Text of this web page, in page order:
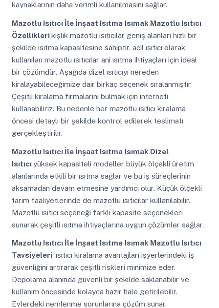
kaynaklarının daha verimli kullanılmasını sağlar.
Mazotlu Isıtıcı İle İnşaat Isıtma Isımak Mazotlu Isıtıcı
Özelliklerikışlık mazotlu ısıtıcılar geniş alanları hızlı bir
şekilde ısıtma kapasitesine sahiptir. acil ısıtıcı olarak
kullanılan mazotlu ısıtıcılar ani ısıtma ihtiyaçları için ideal
bir çözümdür. Aşağıda dizel ısıtıcıyı nereden
kiralayabileceğimize dair birkaç seçenek sıralanmıştır
Çeşitli kiralama firmalarını bulmak için interneti
kullanabiliriz. Bu nedenle her mazotlu ısıtıcı kiralama
öncesi detaylı bir şekilde kontrol edilerek teslimatı
gerçekleştirilir.
Mazotlu Isıtıcı İle İnşaat Isıtma Isımak Dizel
Isıtıcıyüksek kapasiteli modeller büyük ölçekli üretim
alanlarında etkili bir ısıtma sağlar ve bu iş süreçlerinin
aksamadan devam etmesine yardımcı olur. Küçük ölçekli
tarım faaliyetlerinde de mazotlu ısıtıcılar kullanılabilir.
Mazotlu ısıtıcı seçeneği farklı kapasite seçenekleri
sunarak çeşitli ısıtma ihtiyaçlarına uygun çözümler sağlar.
Mazotlu Isıtıcı İle İnşaat Isıtma Isımak Mazotlu Isıtıcı
Tavsiyeleri ısıtıcı kiralama avantajları işyerlerindeki iş
güvenliğini artırarak çeşitli riskleri minimize eder.
Depolama alanında güvenli bir şekilde saklanabilir ve
kullanım öncesinde kolayca hazır hale getirilebilir.
Evlerdeki nemlenme sorunlarına çözüm sunar.